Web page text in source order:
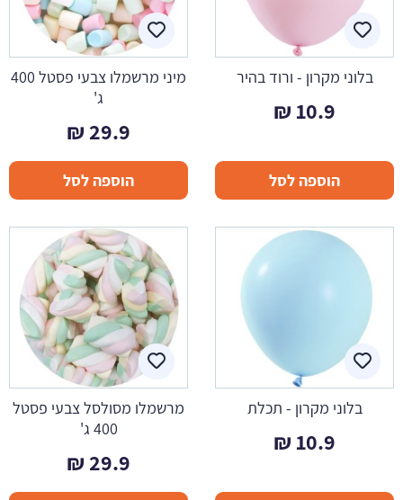
בלוני מקרון - ורוד בהיר
10.9
₪
הוספה לסל
מיני מרשמלו צבעי פסטל 400
ג'
29.9
₪
הוספה לסל
בלוני מקרון - תכלת
10.9
₪
מרשמלו מסולסל צבעי פסטל
400 ג'
29.9
₪